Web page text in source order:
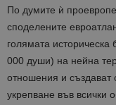
По думите ѝ
споделените
голямата
000 души) на нейна
отношения и създават
укрепване във всички